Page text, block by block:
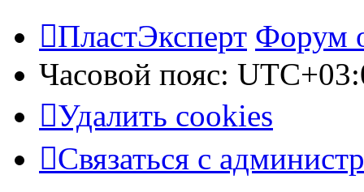
ПластЭксперт Форум
Часовой пояс:
Удалить cookies
Связаться с